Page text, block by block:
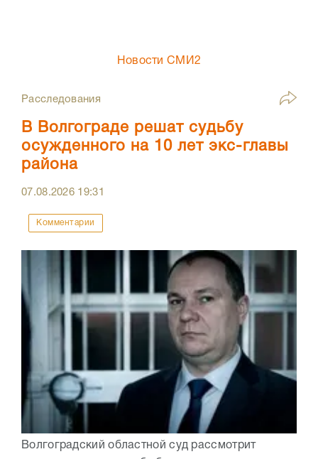
Новости СМИ2
Расследования
В Волгограде решат судьбу
осужденного на 10 лет экс-главы
района
07.08.2026 19:31
Комментарии
Волгоградский областной суд рассмотрит